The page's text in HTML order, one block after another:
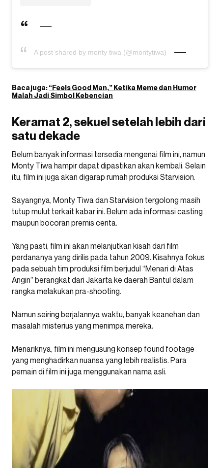
A post shared by monty tiwa (@montytiwa)
Baca juga:“Feels Good Man,” Ketika Meme dan Humor
Malah Jadi Simbol Kebencian
Keramat 2, sekuel setelah lebih dari
satu dekade
Belum banyak informasi tersedia mengenai film ini, namun
Monty Tiwa hampir dapat dipastikan akan kembali. Selain
itu, film ini juga akan digarap rumah produksi Starvision.
Sayangnya, Monty Tiwa dan Starvision tergolong masih
tutup mulut terkait kabar ini. Belum ada informasi casting
maupun bocoran premis cerita.
Yang pasti, film ini akan melanjutkan kisah dari film
perdananya yang dirilis pada tahun 2009. Kisahnya fokus
pada sebuah tim produksi film berjudul “Menari di Atas
Angin” berangkat dari Jakarta ke daerah Bantul dalam
rangka melakukan pra-shooting.
Namun seiring berjalannya waktu, banyak keanehan dan
masalah misterius yang menimpa mereka.
Menariknya, film ini mengusung konsep found footage
yang menghadirkan nuansa yang lebih realistis. Para
pemain di film ini juga menggunakan nama asli.